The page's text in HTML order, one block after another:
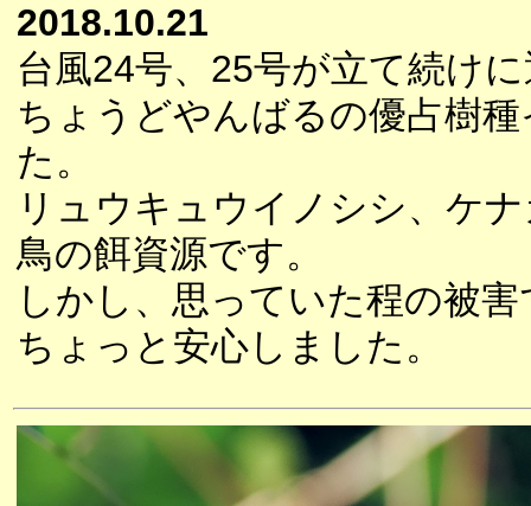
2018.10.21
台風24号、25号が立て続け
ちょうどやんばるの優占樹
た。
リュウキュウイノシシ、ケ
鳥の餌資源です。
しかし、思っていた程の被
ちょっと安心しました。